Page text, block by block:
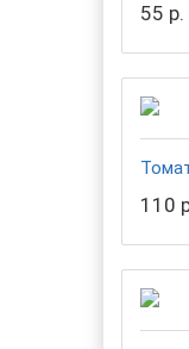
55 р.
110